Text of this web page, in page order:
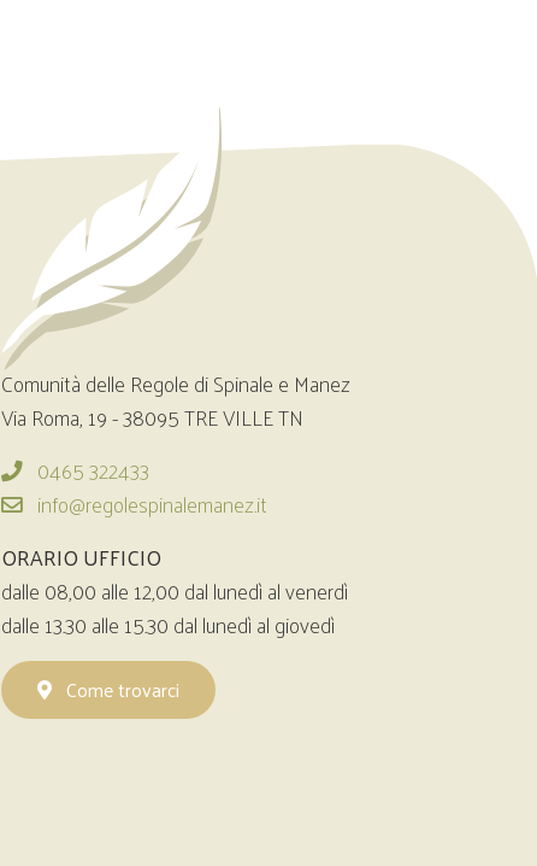
Comunità delle Regole di Spinale e Manez
Via Roma, 19 - 38095 TRE VILLE TN
0465 322433
info@regolespinalemanez.it
ORARIO UFFICIO
dalle 08,00 alle 12,00 dal lunedì al venerdì
dalle 13.30 alle 15.30 dal lunedì al giovedì
Come trovarci